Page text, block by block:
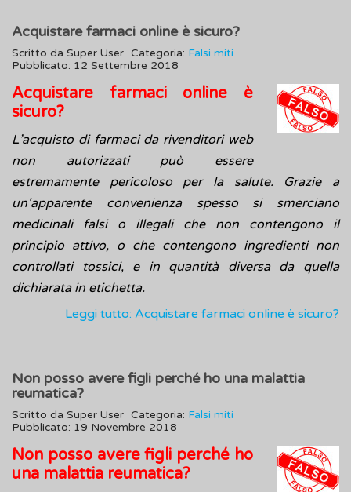
Acquistare farmaci online è sicuro?
Scritto da Super User Categoria: Falsi miti
Pubblicato: 12 Settembre 2018
Acquistare farmaci online è
sicuro?
L’acquisto di farmaci da rivenditori web
non autorizzati può essere
estremamente pericoloso per la salute. Grazie a
un'apparente convenienza spesso si smerciano
medicinali falsi o illegali che non contengono il
principio attivo, o che contengono ingredienti non
controllati tossici, e in quantità diversa da quella
dichiarata in etichetta.
Leggi tutto: Acquistare farmaci online è sicuro?
Non posso avere figli perché ho una malattia
reumatica?
Scritto da Super User Categoria: Falsi miti
Pubblicato: 19 Novembre 2018
Non posso avere figli perché ho
una malattia reumatica?